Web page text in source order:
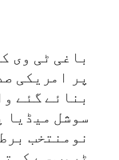
باغی ٹی وی
پر امریکی
بنائے گئے
سوشل میڈیا
نومنتخب